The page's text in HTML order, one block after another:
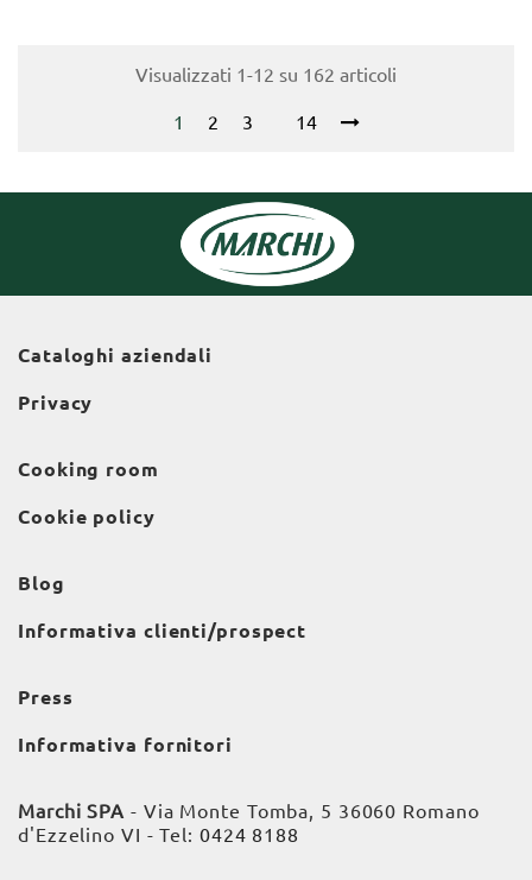
Visualizzati 1-12 su 162 articoli
1 2 3 14
Cataloghi aziendali
Privacy
Cooking room
Cookie policy
Blog
Informativa clienti/prospect
Press
Informativa fornitori
Marchi SPA - Via Monte Tomba, 5 36060 Romano
d'Ezzelino VI - Tel: 0424 8188